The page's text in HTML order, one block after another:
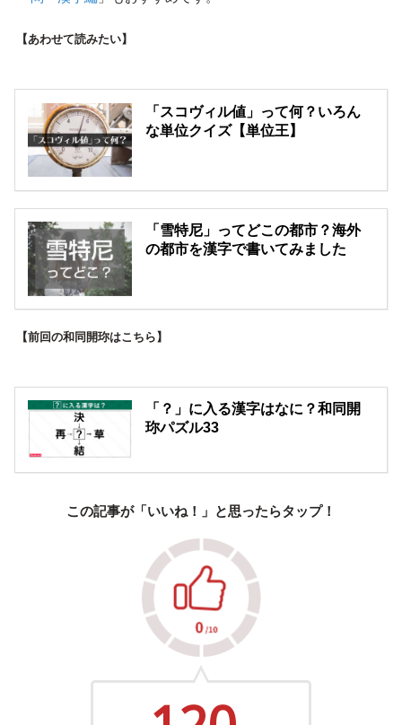
【あわせて読みたい】
「スコヴィル値」って何？いろん
な単位クイズ【単位王】
「雪特尼」ってどこの都市？海外
の都市を漢字で書いてみました
【前回の和同開珎はこちら】
「？」に入る漢字はなに？和同開
珎パズル33
この記事が「いいね！」と思ったらタップ！